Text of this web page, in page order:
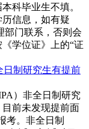
科毕业生不填。
信息，如有疑
部门联系，否则会
学位证》上的“证
日制研究生有提前
）非全日制研究
前未发现提前面
考。非全日制